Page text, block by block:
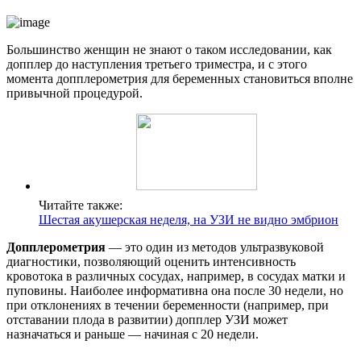
Большинство женщин не знают о таком исследовании, как
допплер до наступления третьего триместра, и с этого
момента допплерометрия для беременных становиться вполне
привычной процедурой.
Читайте также:
Шестая акушерская неделя, на УЗИ не видно эмбрион
Допплерометрия — это один из методов ультразвуковой
диагностики, позволяющий оценить интенсивность
кровотока в различных сосудах, например, в сосудах матки и
пуповины. Наиболее информативна она после 30 недели, но
при отклонениях в течении беременности (например, при
отставании плода в развитии) допплер УЗИ может
назначаться и раньше — начиная с 20 недели.